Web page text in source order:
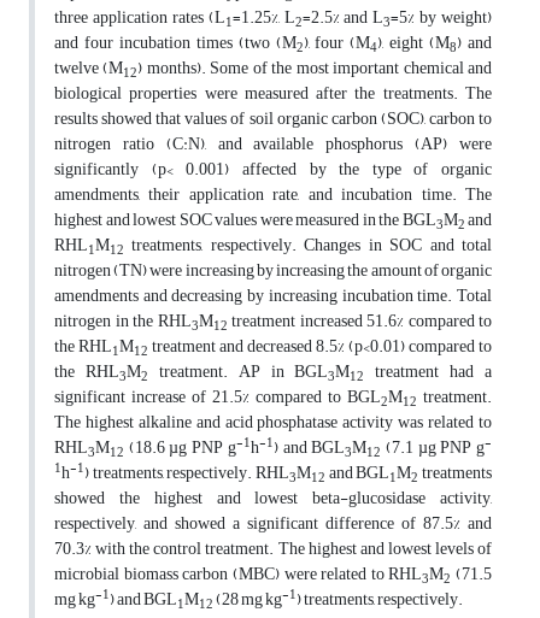
three application rates (L1=1.25%, L2=2.5% and L3=5% by weight)
and four incubation times (two (M2), four (M4), eight (M8) and
twelve (M12) months). Some of the most important chemical and
biological properties were measured after the treatments. The
results showed that values of soil organic carbon (SOC), carbon to
nitrogen ratio (C:N), and available phosphorus (AP) were
significantly (p< 0.001) affected by the type of organic
amendments, their application rate, and incubation time. The
highest and lowest SOC values were measured in the BGL3M2and
RHL1M12 treatments, respectively. Changes in SOC and total
nitrogen (TN) were increasing by increasing the amount of organic
amendments and decreasing by increasing incubation time. Total
nitrogen in the RHL3M12 treatment increased 51.6% compared to
the RHL1M12 treatment and decreased 8.5% (p<0.01) compared to
the RHL3M2 treatment. AP in BGL3M12 treatment had a
significant increase of 21.5% compared to BGL2M12 treatment.
The highest alkaline and acid phosphatase activity was related to
RHL3M12 (18.6 µg PNP g-1h-1) and BGL3M12 (7.1 µg PNP g-
1h-1) treatments, respectively. RHL3M12 and BGL1M2 treatments
showed the highest and lowest beta-glucosidase activity,
respectively, and showed a significant difference of 87.5% and
70.3% with the control treatment. The highest and lowest levels of
microbial biomass carbon (MBC) were related to RHL3M2 (71.5
mg kg-1) and BGL1M12(28 mg kg-1) treatments, respectively.